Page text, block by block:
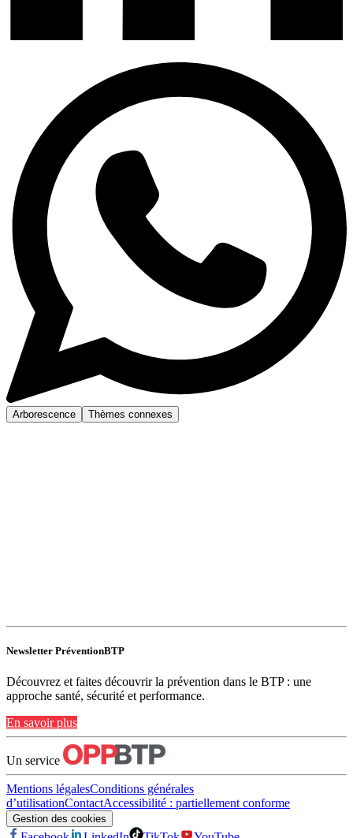
Arborescence Thèmes connexes
Newsletter PréventionBTP
Découvrez et faites découvrir la prévention dans le BTP : une
approche santé, sécurité et performance.
En savoir plus
Un service
Mentions légalesConditions générales
d’utilisationContactAccessibilité : partiellement conforme
Gestion des cookies